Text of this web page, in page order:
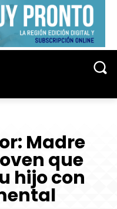
Madre
que
hijo con